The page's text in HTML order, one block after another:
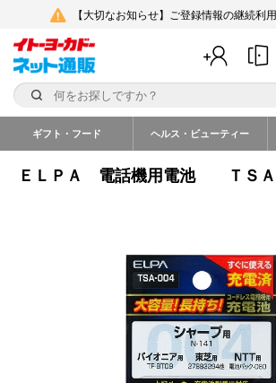
【大切なお知らせ】ご登録情報の継続利
ギフト・フード ヘルス・ビューティー
ＥＬＰＡ 電話機用電池 ＴＳＡ